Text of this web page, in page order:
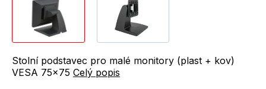
Stolní podstavec pro malé monitory (plast + kov)
VESA 75x75 Celý popis